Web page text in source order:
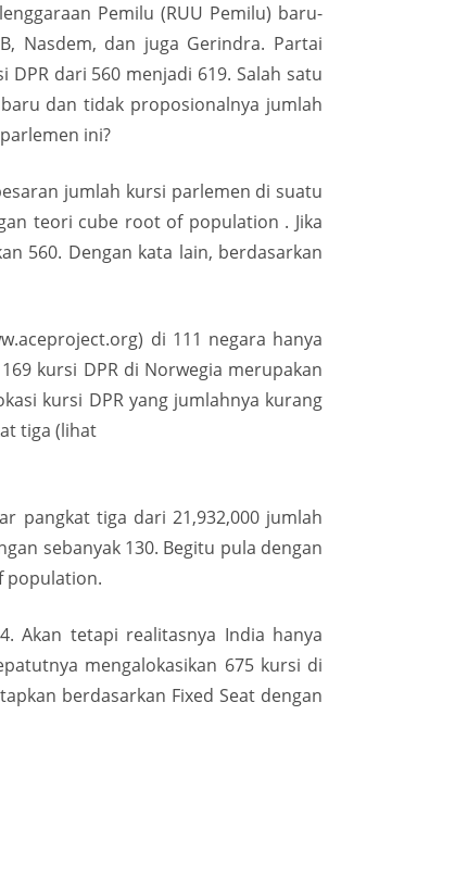
Pemilu (RUU Pemilu) baru-
Nasdem, dan juga Gerindra. Partai
dari 560 menjadi 619. Salah satu
dan tidak proposionalnya jumlah
ini?
jumlah kursi parlemen di suatu
teori cube root of population . Jika
560. Dengan kata lain, berdasarkan
di 111 negara hanya
kursi DPR di Norwegia merupakan
kursi DPR yang jumlahnya kurang
tiga (lihat
pangkat tiga dari 21,932,000 jumlah
sebanyak 130. Begitu pula dengan
population.
Akan tetapi realitasnya India hanya
mengalokasikan 675 kursi di
berdasarkan Fixed Seat dengan